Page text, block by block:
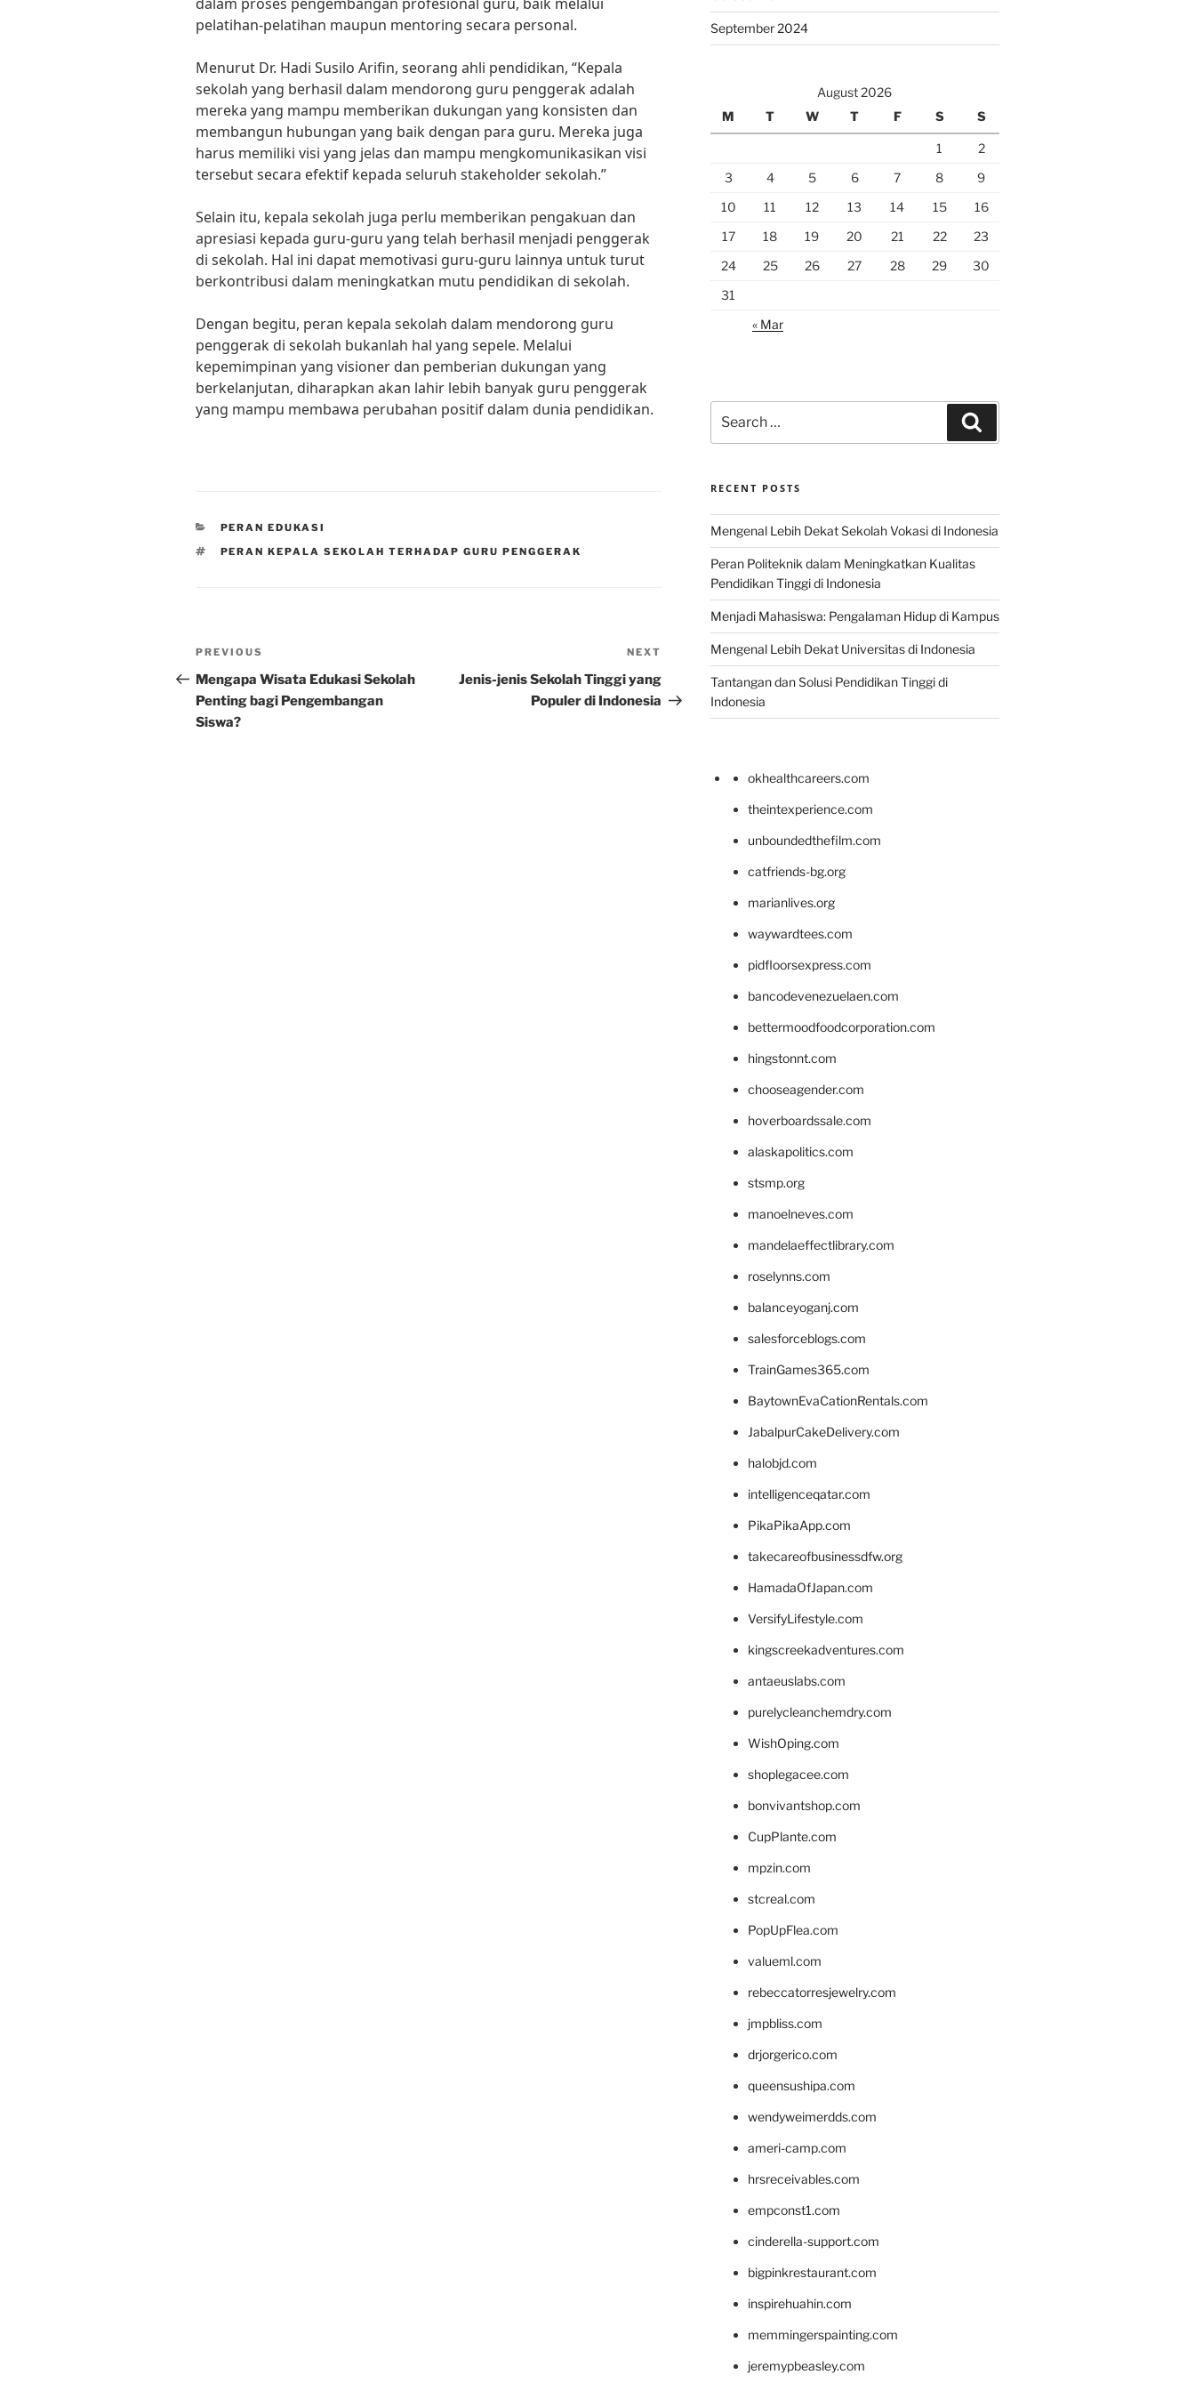
pelatihan-pelatihan maupun mentoring secara personal.
Menurut Dr. Hadi Susilo Arifin, seorang ahli pendidikan, “Kepala
sekolah yang berhasil dalam mendorong guru penggerak adalah
mereka yang mampu memberikan dukungan yang konsisten dan
membangun hubungan yang baik dengan para guru. Mereka juga
harus memiliki visi yang jelas dan mampu mengkomunikasikan visi
tersebut secara efektif kepada seluruh stakeholder sekolah.”
Selain itu, kepala sekolah juga perlu memberikan pengakuan dan
apresiasi kepada guru-guru yang telah berhasil menjadi penggerak
di sekolah. Hal ini dapat memotivasi guru-guru lainnya untuk turut
berkontribusi dalam meningkatkan mutu pendidikan di sekolah.
Dengan begitu, peran kepala sekolah dalam mendorong guru
penggerak di sekolah bukanlah hal yang sepele. Melalui
kepemimpinan yang visioner dan pemberian dukungan yang
berkelanjutan, diharapkan akan lahir lebih banyak guru penggerak
yang mampu membawa perubahan positif dalam dunia pendidikan.
CATEGORIES
PERAN EDUKASI
TAGS
PERAN KEPALA SEKOLAH TERHADAP GURU PENGGERAK
Post
navigation
Previous
Post
PREVIOUS
Mengapa Wisata Edukasi Sekolah
Penting bagi Pengembangan
Siswa?
Post
NEXT
Jenis-jenis Sekolah Tinggi yang
Populer di Indonesia
September 2024
August 2026
M
T W T F S S
1
2
3
4 5 6 7 8
9
10
11 12 13 14 15
16
17
18 19 20 21 22
23
24
25 26 27 28 29
30
31
« Mar
for:
RECENT POSTS
Mengenal Lebih Dekat Sekolah Vokasi di Indonesia
Peran Politeknik dalam Meningkatkan Kualitas
Pendidikan Tinggi di Indonesia
Menjadi Mahasiswa: Pengalaman Hidup di Kampus
Mengenal Lebih Dekat Universitas di Indonesia
Tantangan dan Solusi Pendidikan Tinggi di
Indonesia
okhealthcareers.com
theintexperience.com
unboundedthefilm.com
catfriends-bg.org
marianlives.org
waywardtees.com
pidfloorsexpress.com
bancodevenezuelaen.com
bettermoodfoodcorporation.com
hingstonnt.com
chooseagender.com
hoverboardssale.com
alaskapolitics.com
stsmp.org
manoelneves.com
mandelaeffectlibrary.com
roselynns.com
balanceyoganj.com
salesforceblogs.com
TrainGames365.com
BaytownEvaCationRentals.com
JabalpurCakeDelivery.com
halobjd.com
intelligenceqatar.com
PikaPikaApp.com
takecareofbusinessdfw.org
HamadaOfJapan.com
VersifyLifestyle.com
kingscreekadventures.com
antaeuslabs.com
purelycleanchemdry.com
WishOping.com
shoplegacee.com
bonvivantshop.com
CupPlante.com
mpzin.com
stcreal.com
PopUpFlea.com
valueml.com
rebeccatorresjewelry.com
jmpbliss.com
drjorgerico.com
queensushipa.com
wendyweimerdds.com
ameri-camp.com
hrsreceivables.com
empconst1.com
cinderella-support.com
bigpinkrestaurant.com
inspirehuahin.com
memmingerspainting.com
jeremypbeasley.com